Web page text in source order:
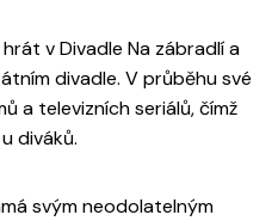
v Divadle Na zábradlí a
divadle. V průběhu své
a televizních seriálů, čímž
diváků.
svým neodolatelným